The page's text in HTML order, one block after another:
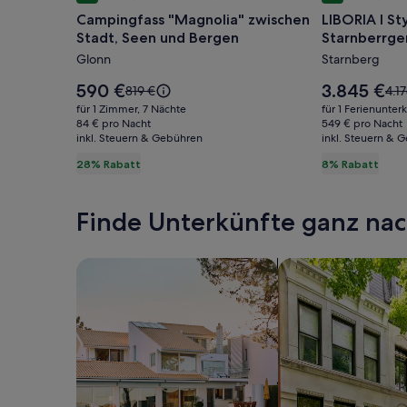
Campingfass
"Magnolia"
zwischen
Stadt,
Seen
und
Bergen
Campingfass "Magnolia" zwischen
Stadt, Seen und Bergen
Glonn
28% Rabatt
Der
Preis
beträgt
590 €.
590 €Der
alte
Preis
war
siehe
zum
819 €
für 1 Zimmer, 7 Nächte
84 € pro Nacht
inkl. Steuern & Gebühren
LIBORIA
I
Stylisches
Haus
5min
vom
See
LIBORIA I
Starnberg
8% Rabatt
Der
Preis
beträgt
3.845 €.
3.845 €Der
alte
Preis
war
zum
für 1
549 € pro Nacht
inkl. Steuern &
Finde Unterkünfte ganz
Suche nach Ferienhäusern Suche nach